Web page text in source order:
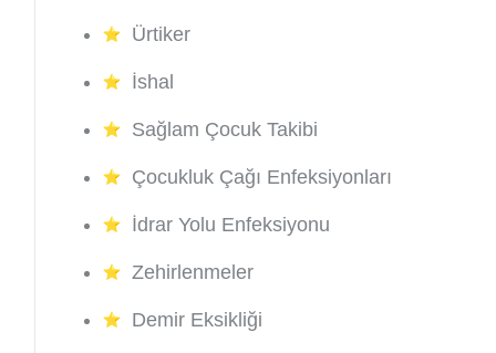
Ürtiker
İshal
Sağlam Çocuk Takibi
Çocukluk Çağı Enfeksiyonları
İdrar Yolu Enfeksiyonu
Zehirlenmeler
Demir Eksikliği